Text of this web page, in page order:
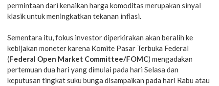
permintaan dari kenaikan harga komoditas merupakan sinyal
klasik untuk meningkatkan tekanan inflasi.
Sementara itu, fokus investor diperkirakan akan beralih ke
kebijakan moneter karena Komite Pasar Terbuka Federal
(Federal Open Market Committee/FOMC) mengadakan
pertemuan dua hari yang dimulai pada hari Selasa dan
keputusan tingkat suku bunga disampaikan pada hari Rabu atau